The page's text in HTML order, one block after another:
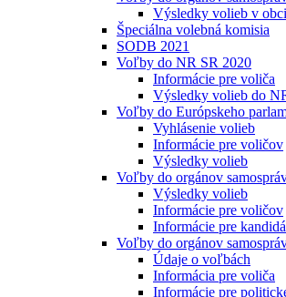
Výsledky volieb v
Špeciálna volebná komisia
SODB 2021
Voľby do NR SR 2020
Informácie pre voliča
Výsledky volieb do
Voľby do Európskeho
Vyhlásenie volieb
Informácie pre voličov
Výsledky volieb
Voľby do orgánov
Výsledky volieb
Informácie pre voličov
Informácie pre
Voľby do orgánov
Údaje o voľbách
Informácia pre voliča
Informácie pre